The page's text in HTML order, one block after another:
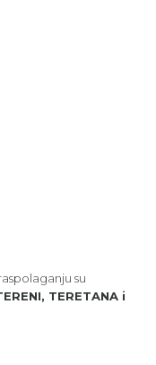
su
TERETANA i